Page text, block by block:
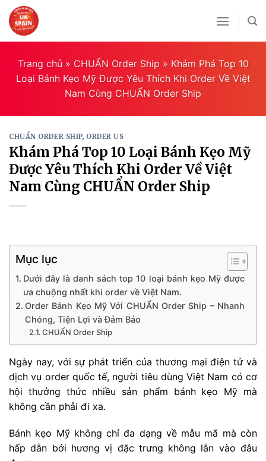
Skip
to
content
Trang chủ» CHUẨN Order Ship» Khám Phá Top 10
Loại Bánh Kẹo Mỹ Được Yêu Thích Khi Order Về Việt
Nam Cùng CHUẨN Order Ship
CHUẨN ORDER SHIP, ORDER US
Khám Phá Top 10 Loại Bánh Kẹo Mỹ
Được Yêu Thích Khi Order Về Việt
Nam Cùng CHUẨN Order Ship
Mục lục
Dưới đây là danh sách top 10 loại bánh kẹo Mỹ được
ưa chuộng nhất khi order về Việt Nam.
Order Bánh Kẹo Mỹ Với CHUẨN Order Ship – Nhanh
Chóng, Tiện Lợi và Đảm Bảo
CHUẨN Order Ship
Ngày nay, với sự phát triển của thương mại điện tử và
dịch vụ order quốc tế, người tiêu dùng Việt Nam có cơ
hội thưởng thức nhiều sản phẩm bánh kẹo Mỹ mà
không cần phải đi xa.
Bánh kẹo Mỹ không chỉ đa dạng về mẫu mã mà còn
hấp dẫn bởi hương vị đặc trưng không lẫn vào đâu